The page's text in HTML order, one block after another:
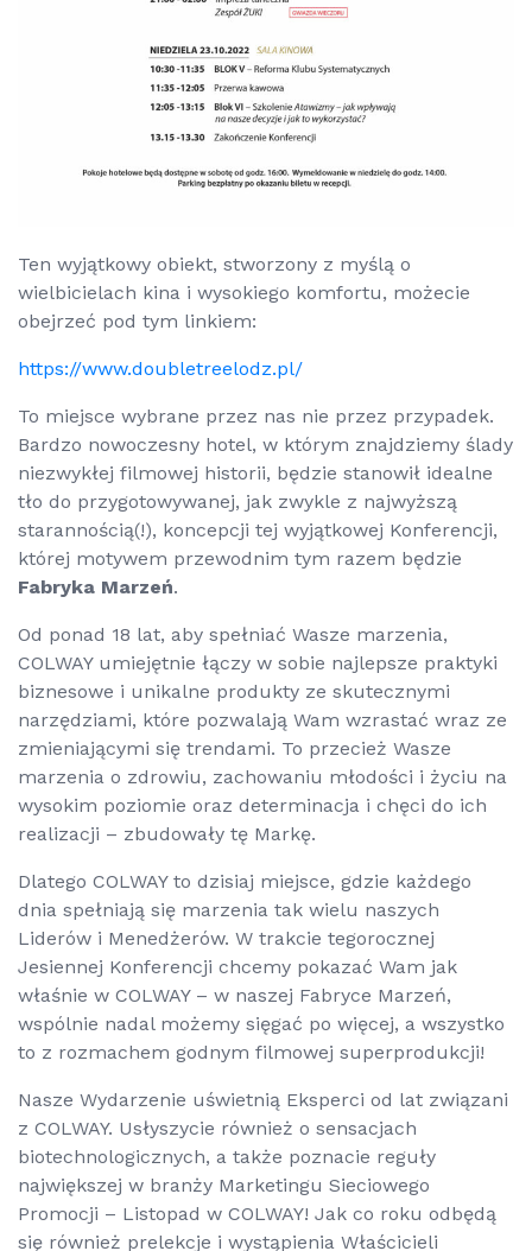
Ten wyjątkowy obiekt, stworzony z myślą o
wielbicielach kina i wysokiego komfortu, możecie
obejrzeć pod tym linkiem:
https://www.doubletreelodz.pl/
To miejsce wybrane przez nas nie przez przypadek.
Bardzo nowoczesny hotel, w którym znajdziemy ślady
niezwykłej filmowej historii, będzie stanowił idealne
tło do przygotowywanej, jak zwykle z najwyższą
starannością(!), koncepcji tej wyjątkowej Konferencji,
której motywem przewodnim tym razem będzie
Fabryka Marzeń.
Od ponad 18 lat, aby spełniać Wasze marzenia,
COLWAY umiejętnie łączy w sobie najlepsze praktyki
biznesowe i unikalne produkty ze skutecznymi
narzędziami, które pozwalają Wam wzrastać wraz ze
zmieniającymi się trendami. To przecież Wasze
marzenia o zdrowiu, zachowaniu młodości i życiu na
wysokim poziomie oraz determinacja i chęci do ich
realizacji – zbudowały tę Markę.
Dlatego COLWAY to dzisiaj miejsce, gdzie każdego
dnia spełniają się marzenia tak wielu naszych
Liderów i Menedżerów. W trakcie tegorocznej
Jesiennej Konferencji chcemy pokazać Wam jak
właśnie w COLWAY – w naszej Fabryce Marzeń,
wspólnie nadal możemy sięgać po więcej, a wszystko
to z rozmachem godnym filmowej superprodukcji!
Nasze Wydarzenie uświetnią Eksperci od lat związani
z COLWAY. Usłyszycie również o sensacjach
biotechnologicznych, a także poznacie reguły
największej w branży Marketingu Sieciowego
Promocji – Listopad w COLWAY! Jak co roku odbędą
się również prelekcje i wystąpienia Właścicieli